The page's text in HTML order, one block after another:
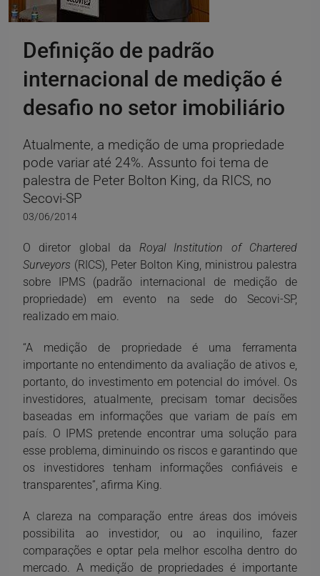
Definição de padrão
internacional de medição é
desafio no setor imobiliário
Atualmente, a medição de uma propriedade
pode variar até 24%. Assunto foi tema de
palestra de Peter Bolton King, da RICS, no
Secovi-SP
03/06/2014
O diretor global daRoyal Institution of Chartered
Surveyors (RICS), Peter Bolton King, ministrou palestra
sobre IPMS (padrão internacional de medição de
propriedade) em evento na sede do Secovi-SP,
realizado em maio.
“A medição de propriedade é uma ferramenta
importante no entendimento da avaliação de ativos e,
portanto, do investimento em potencial do imóvel. Os
investidores, atualmente, precisam tomar decisões
baseadas em informações que variam de país em
país. O IPMS pretende encontrar uma solução para
esse problema, diminuindo os riscos e garantindo que
os investidores tenham informações confiáveis e
transparentes”, afirma King.
A clareza na comparação entre áreas dos imóveis
possibilita ao investidor, ou ao inquilino, fazer
comparações e optar pela melhor escolha dentro do
mercado. A medição de propriedades é importante